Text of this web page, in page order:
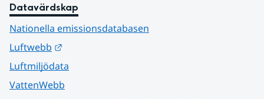
Datavärdskap
Nationella emissionsdatabasen
Luftwebb
Luftmiljödata
VattenWebb